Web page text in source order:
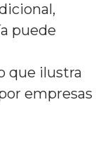
puede
que ilustra
empresas